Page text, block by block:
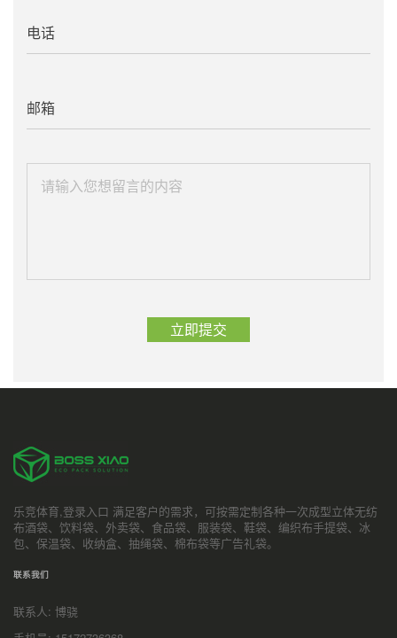
乐竞体育,登录入口 满足客户的需求，可按需定制各种一次成型立体无纺
布酒袋、饮料袋、外卖袋、食品袋、服装袋、鞋袋、编织布手提袋、冰
包、保温袋、收纳盒、抽绳袋、棉布袋等广告礼袋。
联系我们
联系人: 博骁